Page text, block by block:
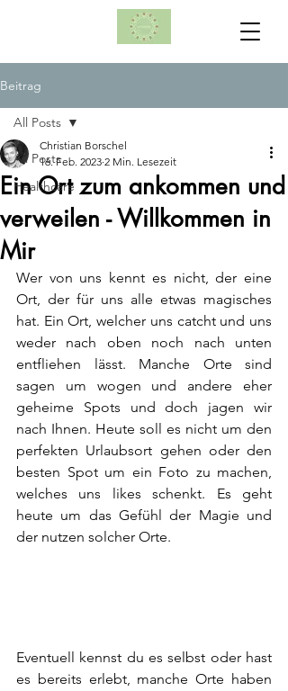
Beitrag
All Posts
Healthcare
All Posts
Ein Ort zum ankommen und
verweilen - Willkommen in
Mir
Christian Borschel
16. Feb. 2023 2 Min. Lesezeit
Wer von uns kennt es nicht, der eine
Ort, der für uns alle etwas magisches
hat. Ein Ort, welcher uns catcht und uns
weder nach oben noch nach unten
entfliehen lässt. Manche Orte sind
sagen um wogen und andere eher
geheime Spots und doch jagen wir
nach Ihnen. Heute soll es nicht um den
perfekten Urlaubsort gehen oder den
besten Spot um ein Foto zu machen,
welches uns likes schenkt. Es geht
heute um das Gefühl der Magie und
der nutzen solcher Orte.
Eventuell kennst du es selbst oder hast
es bereits erlebt, manche Orte haben